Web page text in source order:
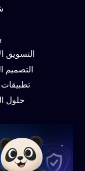
التسويق
التصميم
تطبيقات
حلول